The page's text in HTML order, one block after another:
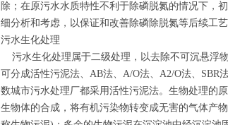
除；在原污水水质特性不利于除磷脱氮的情况下，
细分析和考虑，以保证和改善除磷除脱氮等后续工
污水生化处理
污水生化处理属于二级处理，以去除不可沉悬浮
可分成活性污泥法、AB法、A/O法、A2/O法、SBR
数城市污水处理厂都采用活性污泥法。生物处理的
生物体的合成，将有机污染物转变成无害的气体产